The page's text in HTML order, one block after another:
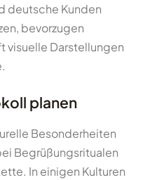
deutsche Kunden
bevorzugen
visuelle Darstellungen
planen
Besonderheiten
Begrüßungsritualen
In einigen Kulturen